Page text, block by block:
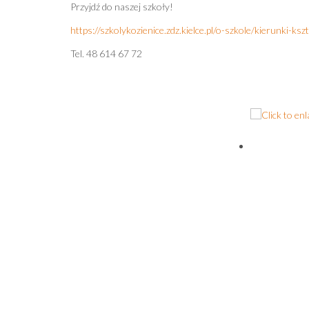
Przyjdź do naszej szkoły!
https://szkolykozienice.zdz.kielce.pl/o-szkole/kierunki-
Tel. 48 614 67 72